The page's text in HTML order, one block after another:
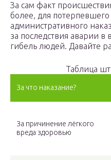
За сам факт
более, для потерпевшего
административного
за последствия аварии
гибель людей. Давайте
Таблица
За что наказание?
За причинение лёгкого
вреда здоровью